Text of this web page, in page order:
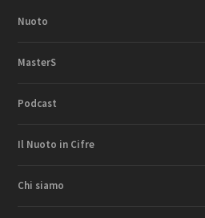
Nuoto
MasterS
Podcast
Il Nuoto in Cifre
Chi siamo